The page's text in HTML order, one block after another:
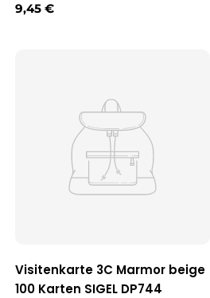
Regulärer
9,45 €
Visitenkarte 3C Marmor beige
100 Karten SIGEL DP744